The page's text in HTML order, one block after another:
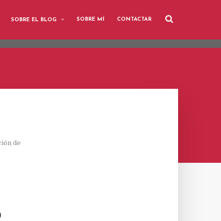
SOBRE EL BLOG SOBRE MÍ CONTACTAR
de
agent
usage